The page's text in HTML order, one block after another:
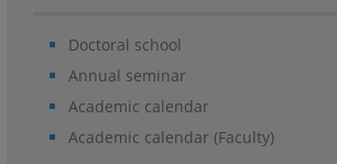
Doctoral school
Annual seminar
Academic calendar
Academic calendar (Faculty)